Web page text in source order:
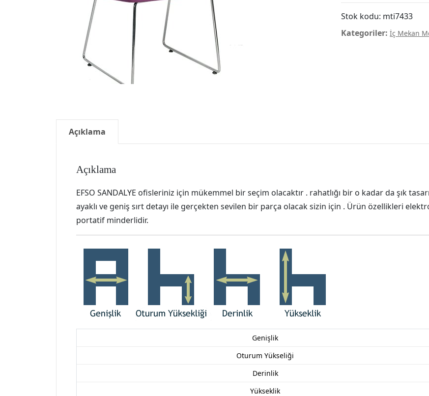
Stok kodu: mti7433
Kategoriler:İç Mekan
Açıklama
Açıklama
EFSO SANDALYE ofisleriniz için mükemmel bir seçim olacaktır . rahatlığı bir o kadar da şık
ayaklı ve geniş sırt detayı ile gerçekten sevilen bir parça olacak sizin için . Ürün özellikleri
portatif minderlidir.
Genişlik
Oturum Yükseliği
Derinlik
Yükseklik